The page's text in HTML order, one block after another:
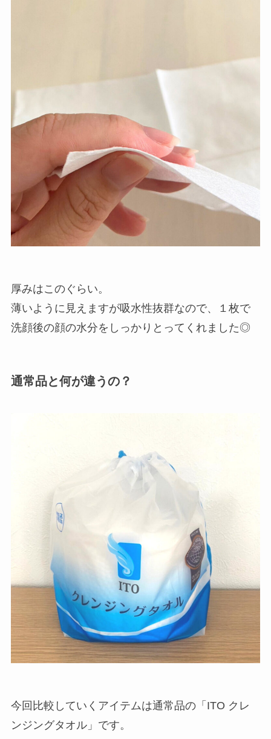
厚みはこのぐらい。
薄いように見えますが吸水性抜群なので、１枚で
洗顔後の顔の水分をしっかりとってくれました◎
通常品と何が違うの？
今回比較していくアイテムは通常品の「ITO クレ
ンジングタオル」です。